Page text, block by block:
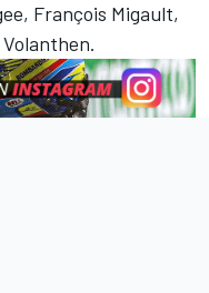
François Migault,